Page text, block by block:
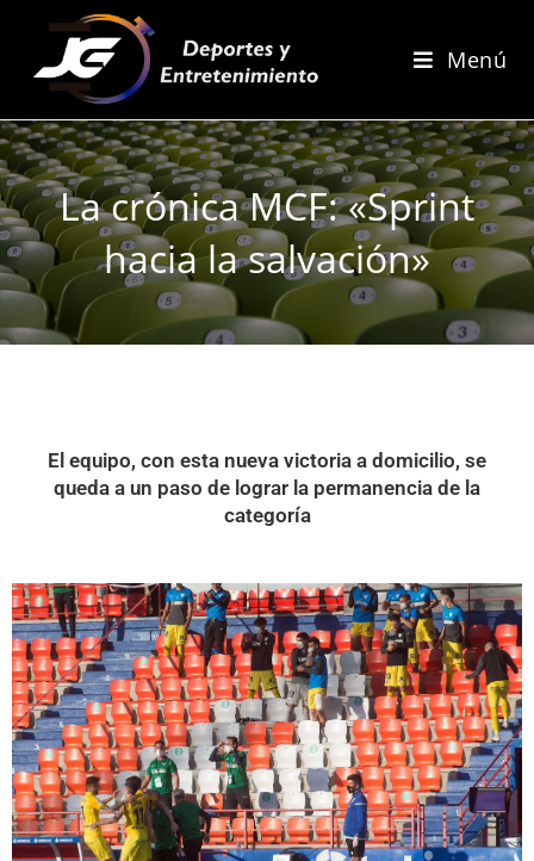
Menú
La crónica MCF: «Sprint
hacia la salvación»
El equipo, con esta nueva victoria a domicilio, se
queda a un paso de lograr la permanencia de la
categoría